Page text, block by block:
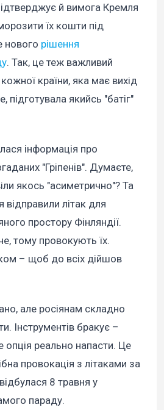
й вимога Кремля
їх кошти під
нового рішення
. Так, це теж важливий
країни, яка має вихід
підготувала якийсь "батіг"
інформація про
"Гріпенів". Думаєте,
якось "асиметрично"? Та
літак для
простору Фінляндії.
тому провокують їх.
– щоб до всіх дійшов
але росіянам складно
Інструментів бракує –
реально напасти. Це
провокація з літаками за
8 травня у
параду.